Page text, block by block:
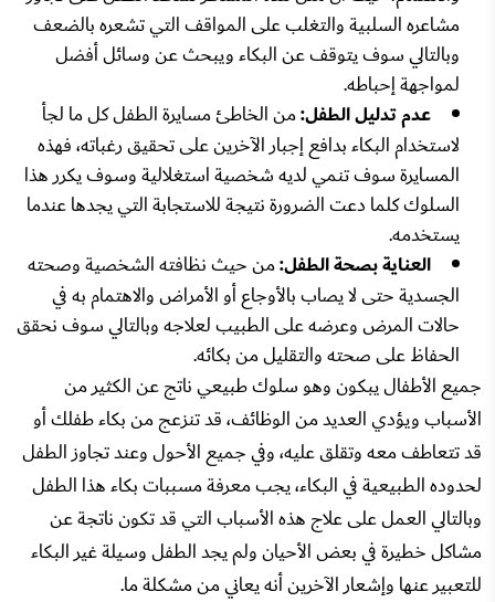
مشاعره السلبية والتغلب على المواقف التي تشعره بالضعف
وبالتالي سوف يتوقف عن البكاء ويبحث عن وسائل أفضل
لمواجهة إحباطه.
عدم تدليل الطفل:من الخاطئ مسايرة الطفل كل ما لجأ
لاستخدام البكاء بدافع إجبار الآخرين على تحقيق رغباته، فهذه
المسايرة سوف تنمي لديه شخصية استغلالية وسوف يكرر هذا
السلوك كلما دعت الضرورة نتيجة للاستجابة التي يجدها عندما
يستخدمه.
العناية بصحة الطفل:من حيث نظافته الشخصية وصحته
الجسدية حتى لا يصاب بالأوجاع أو الأمراض والاهتمام به في
حالات المرض وعرضه على الطبيب لعلاجه وبالتالي سوف نحقق
الحفاظ على صحته والتقليل من بكائه.
جميع الأطفال يبكون وهو سلوك طبيعي ناتج عن الكثير من
الأسباب ويؤدي العديد من الوظائف، قد تنزعج من بكاء طفلك أو
قد تتعاطف معه وتقلق عليه، وفي جميع الأحول وعند تجاوز الطفل
لحدوده الطبيعية في البكاء، يجب معرفة مسببات بكاء هذا الطفل
وبالتالي العمل على علاج هذه الأسباب التي قد تكون ناتجة عن
مشاكل خطيرة في بعض الأحيان ولم يجد الطفل وسيلة غير البكاء
للتعبير عنها وإشعار الآخرين أنه يعاني من مشكلة ما.